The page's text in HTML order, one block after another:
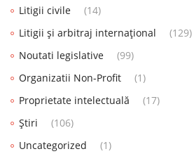
Litigii civile
(14)
Litigii și arbitraj internațional
(129)
Noutati legislative
(99)
Organizatii Non-Profit
(1)
Proprietate intelectuală
(17)
Știri
(106)
Uncategorized
(1)